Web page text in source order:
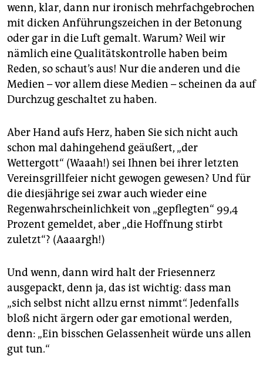
wenn, klar, dann nur ironisch mehrfachgebrochen
mit dicken Anführungszeichen in der Betonung
oder gar in die Luft gemalt. Warum? Weil wir
nämlich eine Qualitätskontrolle haben beim
Reden, so schaut’s aus! Nur die anderen und die
Medien – vor allem diese Medien – scheinen da auf
Durchzug geschaltet zu haben.
Aber Hand aufs Herz, haben Sie sich nicht auch
schon mal dahingehend geäußert, „der
Wettergott“ (Waaah!) sei Ihnen bei ihrer letzten
Vereinsgrillfeier nicht gewogen gewesen? Und für
die diesjährige sei zwar auch wieder eine
Regenwahrscheinlichkeit von „gepflegten“ 99,4
Prozent gemeldet, aber „die Hoffnung stirbt
zuletzt“? (Aaaargh!)
Und wenn, dann wird halt der Friesennerz
ausgepackt, denn ja, das ist wichtig: dass man
„sich selbst nicht allzu ernst nimmt“. Jedenfalls
bloß nicht ärgern oder gar emotional werden,
denn: „Ein bisschen Gelassenheit würde uns allen
gut tun.“